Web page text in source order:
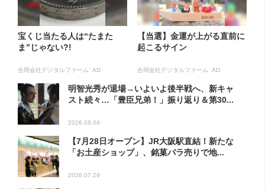
宝くじ当たる人は“たまた
ま”じゃない?!
合同会社デジタルファーム AD
【当選】金運が上がる直前に
起こるサイン
合同会社デジタルファーム AD
明智光秀が退場→いよいよ後半戦へ、新キャ
スト続々…「豊臣兄弟！」振り返り＆第30...
2026.08.04
【7月28日オープン】JR大阪駅直結！新たな
「お土産ショップ」、銘菓バラ売りで地...
2026.07.29